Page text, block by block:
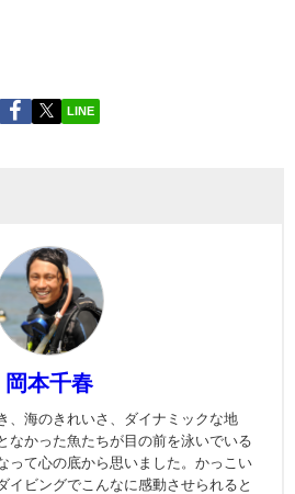
LINE
岡本千春
、海のきれいさ、ダイナミックな地
なかった魚たちが目の前を泳いでいる
って心の底から思いました。かっこい
イビングでこんなに感動させられると